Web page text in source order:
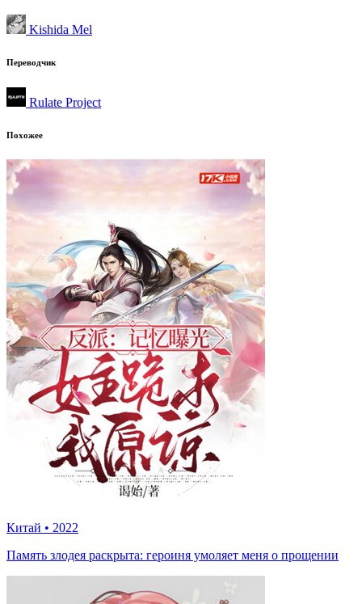
Kishida Mel
Переводчик
Rulate Project
Похожее
Китай • 2022
Память злодея раскрыта: героиня умоляет меня о прощении